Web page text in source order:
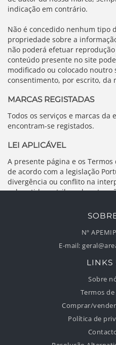
indicação em contrário.
Não é concedido nenhum tipo
propriedade sobre a
não poderá efetuar
conteúdo presente no site
modificado ou colocado noutro
consentimento, por escrito, da
MARCAS REGISTADAS
Todos os serviços e marcas da
encontram-se registados.
LEI APLICÁVEL
A presente página e os
de acordo com a legislação
divergência ou conflito na
submetido ao tribunal
Nº
E-mail:
LINKS
Sobre
Termos de
Comprar/
Política de